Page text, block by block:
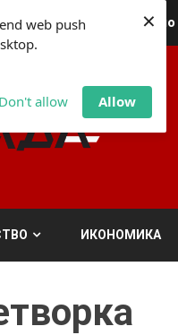
web push
Don't allow Allow
×
Политика
ИКОНОМИКА